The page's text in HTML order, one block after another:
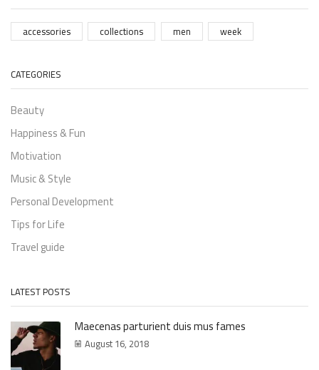
accessories collections men week
CATEGORIES
Beauty
Happiness & Fun
Motivation
Music & Style
Personal Development
Tips for Life
Travel guide
LATEST POSTS
Maecenas parturient duis mus fames
August 16, 2018